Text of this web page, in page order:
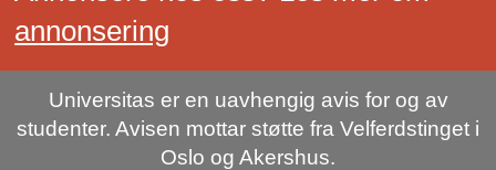
annonsering
Universitas er en uavhengig avis for og av
studenter. Avisen mottar støtte fra Velferdstinget i
Oslo og Akershus.